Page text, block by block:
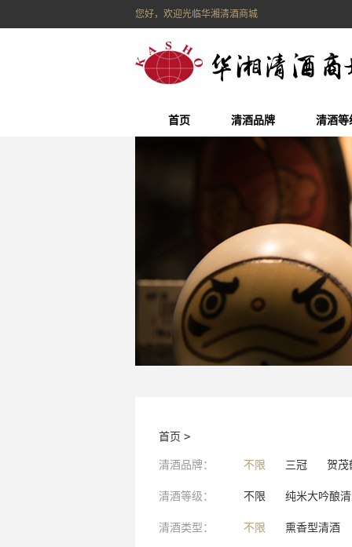
您好，欢迎光临华湘清酒商城
首页 清酒品牌 清酒等
首页 >
清酒品牌： 不限 三冠 贺茂
清酒等级： 不限 纯米大吟酿
清酒类型： 不限 熏香型清酒